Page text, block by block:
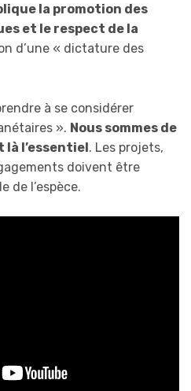
la promotion des
et le respect de la
d’une « dictature des
à se considérer
». Nous sommes de
là l’essentiel. Les projets,
doivent être
de l’espèce.